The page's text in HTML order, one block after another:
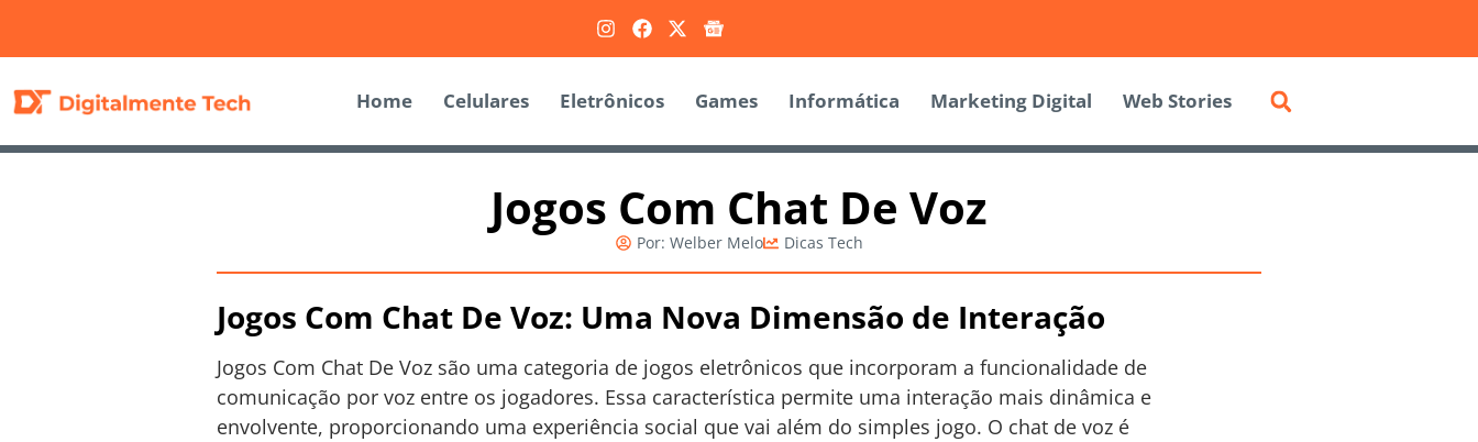
Home Celulares Eletrônicos Games Informática Marketing Digital Web Stories
Jogos Com Chat De Voz
Por: Welber Melo Dicas Tech
Jogos Com Chat De Voz: Uma Nova Dimensão de Interação
Jogos Com Chat De Voz são uma categoria de jogos eletrônicos que incorporam a funcionalidade de
comunicação por voz entre os jogadores. Essa característica permite uma interação mais dinâmica e
envolvente, proporcionando uma experiência social que vai além do simples jogo. O chat de voz é